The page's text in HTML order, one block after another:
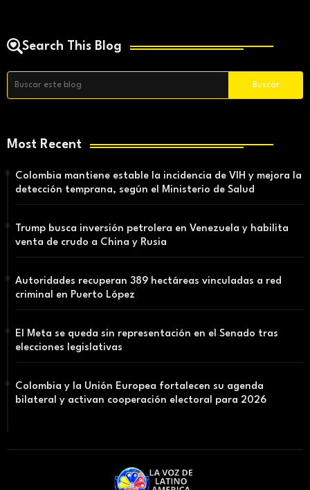
Search This Blog
Most Recent
Colombia mantiene estable la incidencia de VIH y mejora la
detección temprana, según el Ministerio de Salud
Trump busca inversión petrolera en Venezuela y habilita
venta de crudo a China y Rusia
Autoridades recuperan 389 hectáreas vinculadas a red
criminal en Puerto López
El Meta se queda sin representación en el Senado tras
elecciones legislativas
Colombia y la Unión Europea fortalecen su agenda
bilateral y activan cooperación electoral para 2026